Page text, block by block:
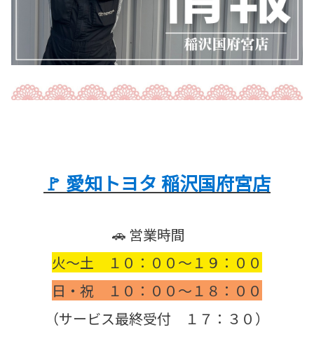
🚩 愛知トヨタ 稲沢国府宮店
🚗 営業時間
火～土 １０：００～１９：００
日・祝 １０：００～１８：００
（サービス最終受付 １７：３０）